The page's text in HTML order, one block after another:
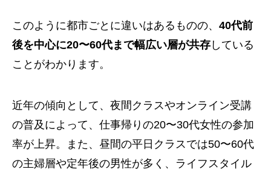
このように都市ごとに違いはあるものの、 40代前
後を中心に20〜60代まで幅広い層が共存 している
ことがわかります。
近年の傾向として、夜間クラスやオンライン受講
の普及によって、仕事帰りの20〜30代女性の参加
率が上昇。また、昼間の平日クラスでは50〜60代
の主婦層や定年後の男性が多く、ライフスタイル